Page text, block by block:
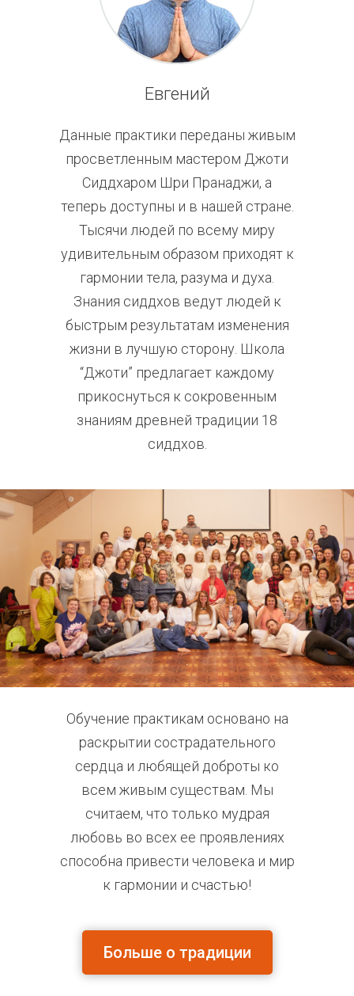
Евгений
Данные практики переданы живым
просветленным мастером Джоти
Сиддхаром Шри Пранаджи, а
теперь доступны и в нашей стране.
Тысячи людей по всему миру
удивительным образом приходят к
гармонии тела, разума и духа.
Знания сиддхов ведут людей к
быстрым результатам изменения
жизни в лучшую сторону. Школа
“Джоти” предлагает каждому
прикоснуться к сокровенным
знаниям древней традиции 18
сиддхов.
Обучение практикам основано на
раскрытии сострадательного
сердца и любящей доброты ко
всем живым существам. Мы
считаем, что только мудрая
любовь во всех ее проявлениях
способна привести человека и мир
к гармонии и счастью!
Больше о традиции